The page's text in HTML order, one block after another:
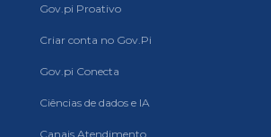
Gov.pi Proativo
Criar conta no Gov.Pi
Gov.pi Conecta
Ciências de dados e IA
Canais Atendimento